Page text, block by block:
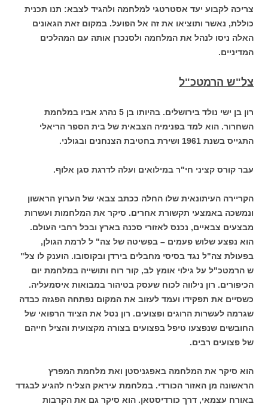
צריכה לקבוע יעד אסטרטגי למלחמה ולהגיד לצבא: תנו תכנית
כוללת, נאשר ותוציאו את זה אל הפועל. במקום זאת הגאונים
האלה ניסו לנהל את המלחמה ולסנכרן אותה עם המהלכים
המדיניים.
צל"ש הרמטכ"ל
רון בן ישי נולד בירושלים. בהיותו בן 5 נהרג אביו במלחמת
השחרור. הוא למד בפנימיה הצבאית של בית הספר הריאלי
התגייס בשנת 1961 ושירת בחטיבת הצנחנים ובגולני.
עבר קורס קציני חי"ר במילואים ועלה לדרגת סגן אלוף.
הקריירה העיתונאית שלו החלה ככתב צבאי של הערוץ הראשון
ונמשכה באמצעי תקשורת אחרים. סיקר את המלחמות ועשרות
מבצעים צבאיים, נכנס לאזורי סכנה בארץ ובכל רחבי העולם.
הוא נפצע שלוש פעמים – בפשיטה של צה" ל לרמת הגולן,
בפעולת צה"ל נגד בסיסי מחבלים בירדן ובקוסובו. הוענק לו צל"
ש הרמטכ"ל על גילוי אומץ לב, קור רוח ותושייה במלחמת יום
הכיפורים. רון נילווה לכוח שעסק בטיהור במבואות איסמעליה.
כשסיים את תפקידו ועמד לעזוב את המקום נפתחה הפגזה כבדה
שגרמה לעשרות הרוגים ופצועים. רון נטל את הציוד הרפואי של
החובשים שנפצעו טיפל בפצועים בצורה מקצועית והציל חייהם
של פצועים רבים.
הוא סיקר את המלחמה באפגניסטן ואת מלחמת המפרץ
הראשונה מן האזור הכורדי. במלחמת עיראק הצליח להגיע לבגדד
באורח עצמאי, דרך כורדיסטאן. הוא סיקר גם את הקרבות